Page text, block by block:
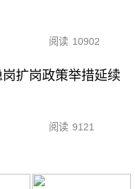
阅读 10902
扩岗政策举措延续
阅读 9121